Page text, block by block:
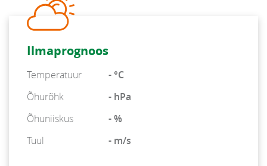
Ilmaprognoos
Temperatuur
- °C
Õhurõhk
- hPa
Õhuniiskus
- %
Tuul
- m/s